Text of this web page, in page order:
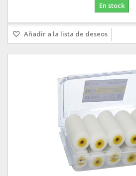
En stock
Añadir a la lista de deseos